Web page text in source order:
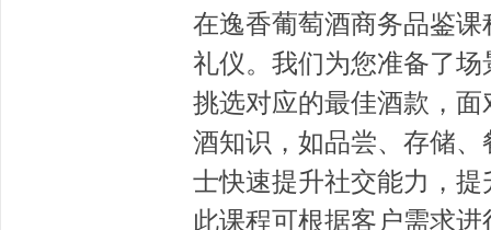
在逸香葡萄酒商务品鉴
礼仪。我们为您准备了
挑选对应的最佳酒款，
酒知识，如品尝、存储
士快速提升社交能力，
此课程可根据客户需求